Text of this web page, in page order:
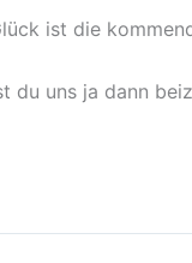
ist die
du uns ja dann